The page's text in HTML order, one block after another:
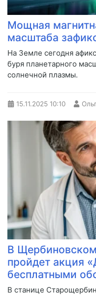
Мощная
масштаба
На Земле сегодня
буря планетарного
солнечной плазмы.
15.11.2025 10:10
В
пройдет акция
бесплатными
В станице